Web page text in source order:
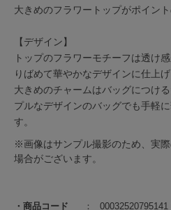
商品コード 00032520795141
大きめのフラワートップがポイント
【デザイン】
トップのフラワーモチーフは透け
りばめて華やかなデザインに仕上げ
大きめのチャームはバッグにつけ
プルなデザインのバッグでも手軽
す。
※画像はサンプル撮影のため、実
場合がございます。